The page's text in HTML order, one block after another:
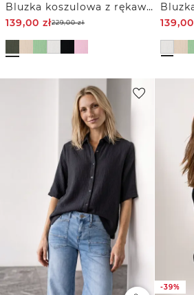
Bluzka koszulowa z rękawem 3/4 z muślinowego materiału
139,00 zł229,00zł
139,00
-39%